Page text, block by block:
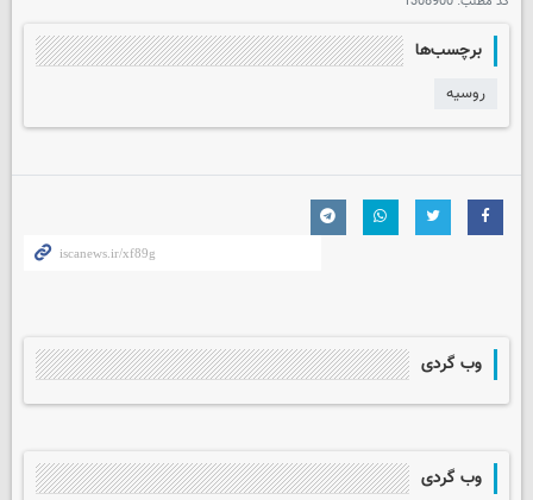
برچسب‌ها
روسیه
وب گردی
وب گردی